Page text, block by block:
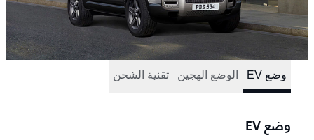
وضع EV الوضع الهجين تقنية الشحن
وضع EV